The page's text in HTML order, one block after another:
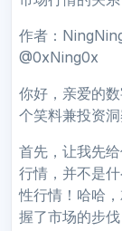
作者：
@0xNing0x
你好，亲爱的
个笑料兼投资
首先，让我先
行情，并不是
性行情！哈哈
握了市场的步